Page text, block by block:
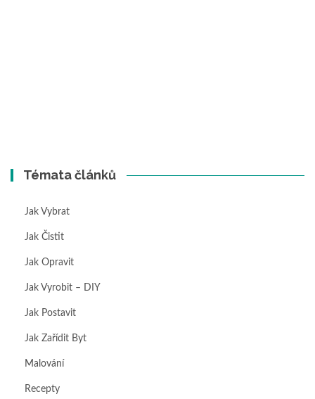
Témata článků
Jak Vybrat
Jak Čistit
Jak Opravit
Jak Vyrobit – DIY
Jak Postavit
Jak Zařídit Byt
Malování
Recepty